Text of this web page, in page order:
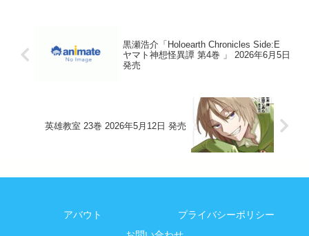
黒瀬浩介「Holoearth Chronicles Side:E
ヤマト神想怪異譚 第4巻 」 2026年6月5日
発売
英雄教室 23巻 2026年5月12日 発売
アバウト
プライバシーポリシー